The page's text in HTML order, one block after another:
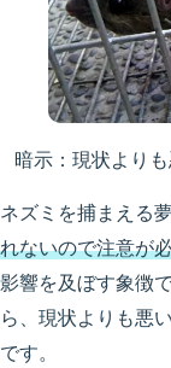
暗示：現状より
ネズミを捕まえる夢
れないので注意が
影響を及ぼす象徴
ら、現状よりも悪
です。